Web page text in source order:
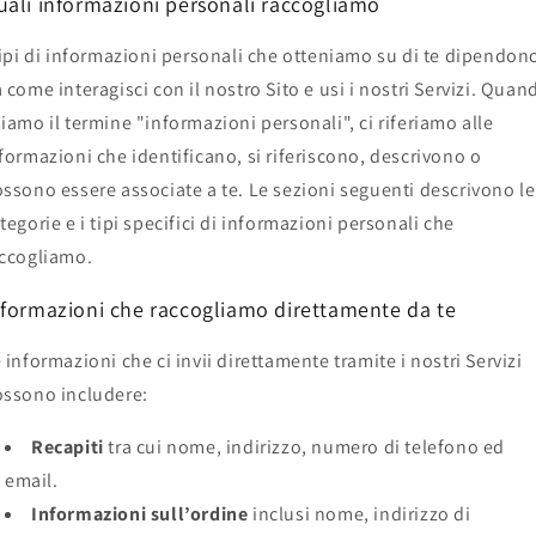
di informazioni personali che otteniamo su di te
come interagisci con il nostro Sito e usi i nostri Servizi.
il termine "informazioni personali", ci riferiamo alle
che identificano, si riferiscono, descrivono o
essere associate a te. Le sezioni seguenti descrivono le
e i tipi specifici di informazioni personali che
che raccogliamo direttamente da te
informazioni che ci invii direttamente tramite i nostri Servizi
includere:
Recapititra cui nome, indirizzo, numero di telefono ed
email.
Informazioni sull’ordine inclusi nome, indirizzo di